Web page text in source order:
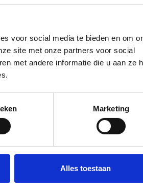
voor social media te bieden en om
site met onze partners voor social
met andere informatie die u aan ze
Marketing
Alles toestaan
van de nieuwste
verhelpen.
Bij ons
krijgt